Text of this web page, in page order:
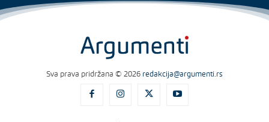
Sva prava pridržana © 2026 redakcija@argumenti.rs